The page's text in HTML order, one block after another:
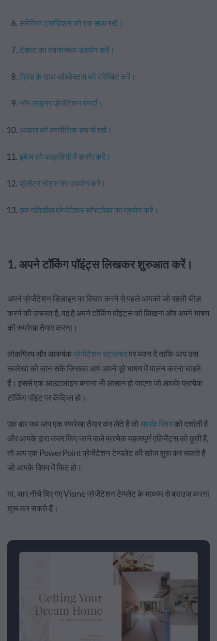
समेकित ट्रांज़िशन को एक साथ रखें।
टेक्स्ट का रचनात्मक उपयोग करें।
ग्रिड के साथ ऑब्जेक्ट्स को संरेखित करें।
नॉन लाइनर प्रेजेंटेशन बनाएँ।
आकार को रणनीतिक रूप से रखें।
इमेज को आकृतियों में क्रॉप करें।
प्रेसेंटर नोट्स का उपयोग करें।
एक गतिशील प्रेजेंटेशन सॉफ्टवेयर का प्रयोग करें।
1. अपने टॉकिंग पॉइंट्स लिखकर शुरुआत करें।
अपने प्रेजेंटेशन डिज़ाइन पर विचार करने से पहले आपको जो पहली चीज़
करने की ज़रूरत है, वह है अपने टॉकिंग पॉइंट्स को लिखना और अपने भाषण
की रूपरेखा तैयार करना।
लोकप्रिय और आकर्षकप्रेजेंटेशन स्ट्रक्चरपर ध्यान दें ताकि आप उस
रूपरेखा को जान सकें जिसका आप अपने पूरे भाषण में पालन करना चाहते
हैं। इससे एक आउटलाइन बनाना भी आसान हो जाएगा जो आपके प्रत्येक
टॉकिंग पॉइंट पर केंद्रित हो।
एक बार जब आप एक रूपरेखा तैयार कर लेते हैं जोआपके विषयको दर्शाती है
और आपके द्वारा कवर किए जाने वाले प्रत्येक महत्वपूर्ण एलिमेंट्स को छूती है,
तो आप एक PowerPoint प्रेजेंटेशन टेम्पलेट की खोज शुरू कर सकते हैं
जो आपके विषय में फिट हो।
या, आप नीचे दिए गए Visme प्रेजेंटेशन टेम्प्लेट के माध्यम से ब्राउज़ करना
शुरू कर सकते हैं।